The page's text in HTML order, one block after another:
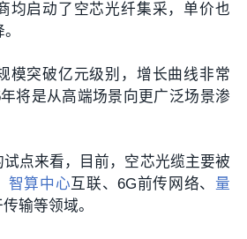
均启动了空芯光纤集采，单价也
模突破亿元级别，增长曲线非常
将是从高端场景向更广泛场景渗
点来看，目前，空芯光缆主要被
智算中心互联、6G前传网络、 量
输等领域。